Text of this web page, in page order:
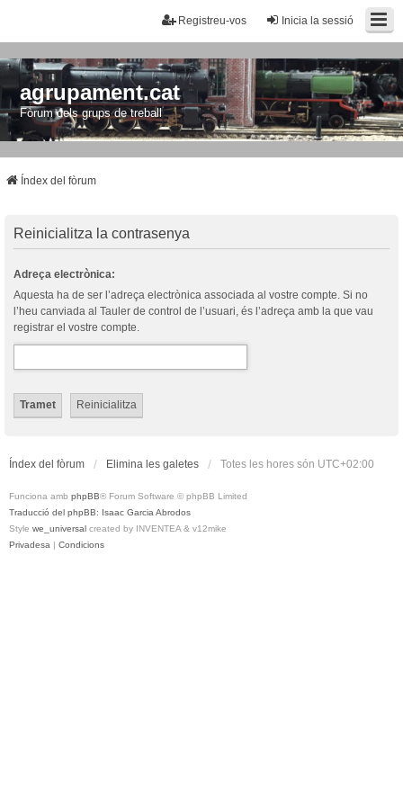
Inicia la sessió
Registreu-vos
agrupament.cat
Fòrum dels grups de treball
Índex del fòrum
Reinicialitza la contrasenya
Adreça electrònica:
Aquesta ha de ser l’adreça electrònica associada al vostre compte. Si no
l’heu canviada al Tauler de control de l’usuari, és l’adreça amb la que vau
registrar el vostre compte.
Índex del fòrum Elimina les galetes Totes les hores són UTC+02:00
Funciona amb phpBB® Forum Software © phpBB Limited
Traducció del phpBB: Isaac Garcia Abrodos
Style we_universal created by INVENTEA & v12mike
Privadesa | Condicions